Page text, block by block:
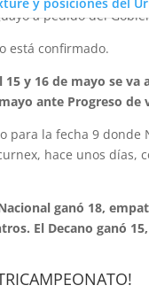
a pedido del
está confirmado.
y 16 de mayo se va
ante Progreso de
la fecha 9 donde
hace unos días,
ganó 18,
El Decano ganó